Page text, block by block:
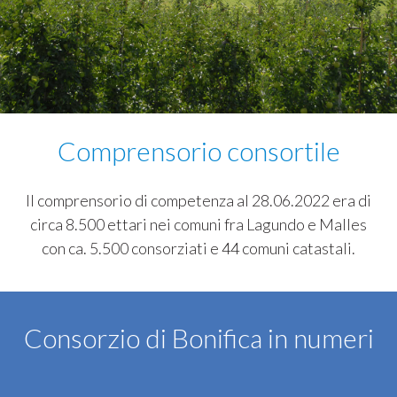
Comprensorio consortile
Il comprensorio di competenza al 28.06.2022 era di
circa 8.500 ettari nei comuni fra Lagundo e Malles
con ca. 5.500 consorziati e 44 comuni catastali.
Consorzio di Bonifica in numeri